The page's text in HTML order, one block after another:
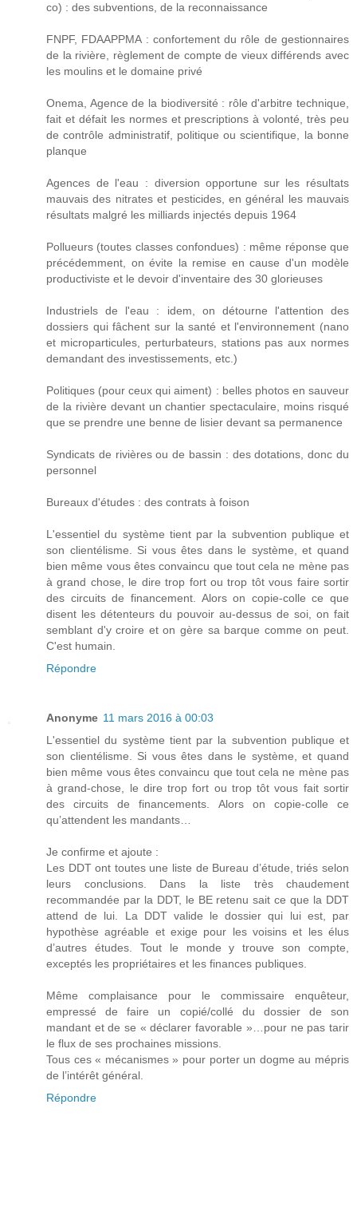
co) : des subventions, de la reconnaissance
FNPF, FDAAPPMA : confortement du rôle de gestionnaires
de la rivière, règlement de compte de vieux différends avec
les moulins et le domaine privé
Onema, Agence de la biodiversité : rôle d'arbitre technique,
fait et défait les normes et prescriptions à volonté, très peu
de contrôle administratif, politique ou scientifique, la bonne
planque
Agences de l'eau : diversion opportune sur les résultats
mauvais des nitrates et pesticides, en général les mauvais
résultats malgré les milliards injectés depuis 1964
Pollueurs (toutes classes confondues) : même réponse que
précédemment, on évite la remise en cause d'un modèle
productiviste et le devoir d'inventaire des 30 glorieuses
Industriels de l'eau : idem, on détourne l'attention des
dossiers qui fâchent sur la santé et l'environnement (nano
et microparticules, perturbateurs, stations pas aux normes
demandant des investissements, etc.)
Politiques (pour ceux qui aiment) : belles photos en sauveur
de la rivière devant un chantier spectaculaire, moins risqué
que se prendre une benne de lisier devant sa permanence
Syndicats de rivières ou de bassin : des dotations, donc du
personnel
Bureaux d'études : des contrats à foison
L'essentiel du système tient par la subvention publique et
son clientélisme. Si vous êtes dans le système, et quand
bien même vous êtes convaincu que tout cela ne mène pas
à grand chose, le dire trop fort ou trop tôt vous faire sortir
des circuits de financement. Alors on copie-colle ce que
disent les détenteurs du pouvoir au-dessus de soi, on fait
semblant d'y croire et on gère sa barque comme on peut.
C'est humain.
Répondre
Anonyme 11 mars 2016 à 00:03
L'essentiel du système tient par la subvention publique et
son clientélisme. Si vous êtes dans le système, et quand
bien même vous êtes convaincu que tout cela ne mène pas
à grand-chose, le dire trop fort ou trop tôt vous fait sortir
des circuits de financements. Alors on copie-colle ce
qu’attendent les mandants…
Je confirme et ajoute :
Les DDT ont toutes une liste de Bureau d’étude, triés selon
leurs conclusions. Dans la liste très chaudement
recommandée par la DDT, le BE retenu sait ce que la DDT
attend de lui. La DDT valide le dossier qui lui est, par
hypothèse agréable et exige pour les voisins et les élus
d’autres études. Tout le monde y trouve son compte,
exceptés les propriétaires et les finances publiques.
Même complaisance pour le commissaire enquêteur,
empressé de faire un copié/collé du dossier de son
mandant et de se « déclarer favorable »…pour ne pas tarir
le flux de ses prochaines missions.
Tous ces « mécanismes » pour porter un dogme au mépris
de l’intérêt général.
Répondre